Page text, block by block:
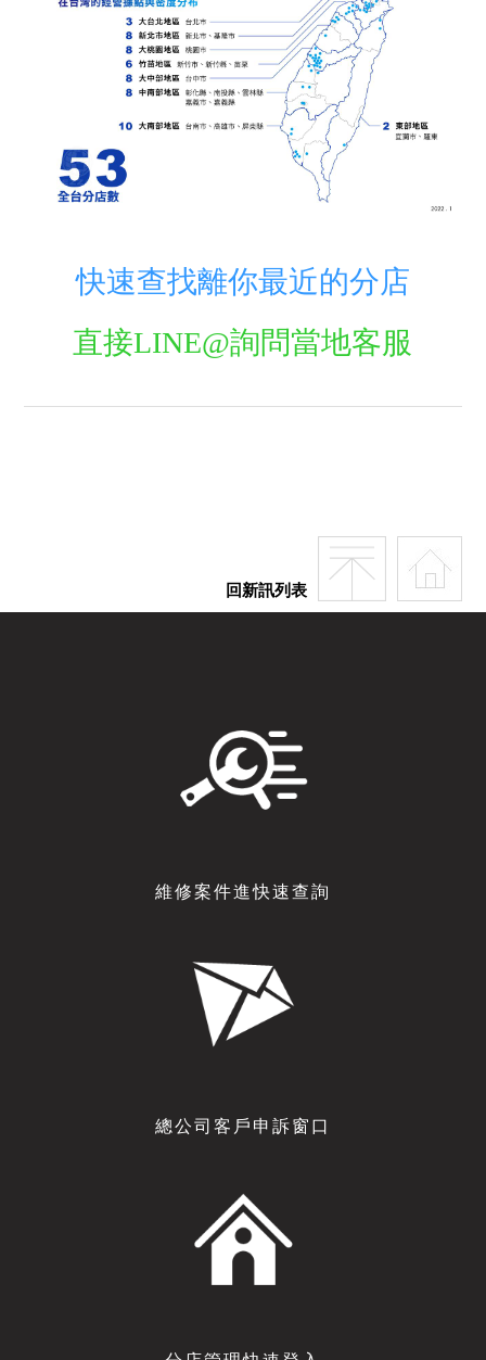
快速查找離你最近的分店
直接LINE@詢問當地客服
回新訊列表
維修案件進快速查詢
總公司客戶申訴窗口